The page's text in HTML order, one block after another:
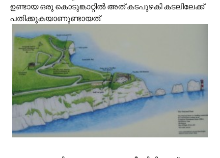
ഉണ്ടായ ഒരു കൊടുങ്കാറ്റില്‍ അത് കടപുഴകി കടലിലേക്ക്
പതിക്കുകയാണുണ്ടായത്.